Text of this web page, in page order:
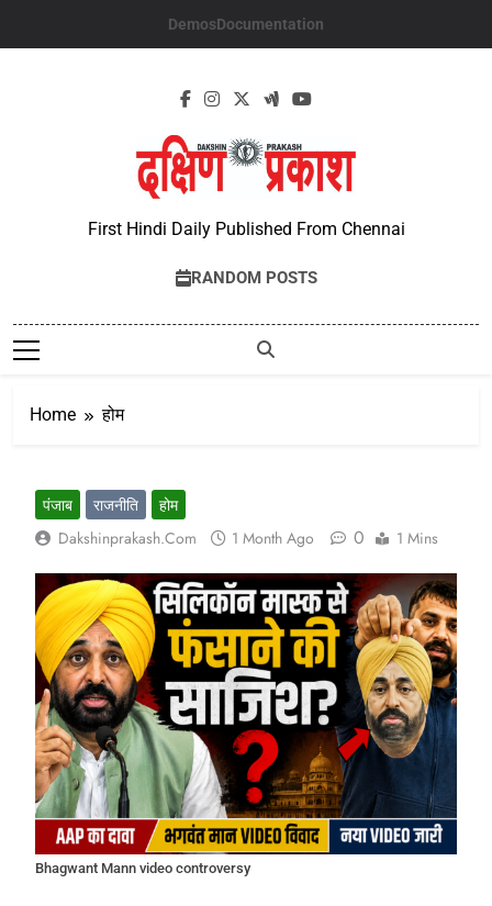
DemosDocumentation
First Hindi Daily Published From Chennai
RANDOM POSTS
Home होम
पंजाब राजनीति
होम
Dakshinprakash.com
1 Month Ago 0 1 Mins
Bhagwant Mann video controversy